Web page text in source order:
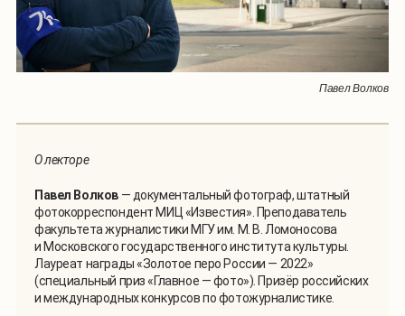
Павел Волков
О лекторе
Павел Волков — документальный фотограф, штатный
фотокорреспондент МИЦ «Известия». Преподаватель
факультета журналистики МГУ им. М. В. Ломоносова
и Московского государственного института культуры.
Лауреат награды «Золотое перо России — 2022»
(специальный приз «Главное — фото»). Призёр российских
и международных конкурсов по фотожурналистике.